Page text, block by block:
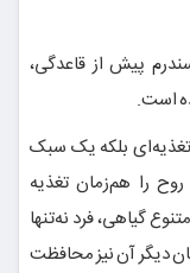
پیش از قاعدگی،
است.
تغذیه‌ای بلکه یک سبک
را هم‌زمان تغذیه
گیاهی، فرد نه‌تنها
دیگر آن نیز محافظت